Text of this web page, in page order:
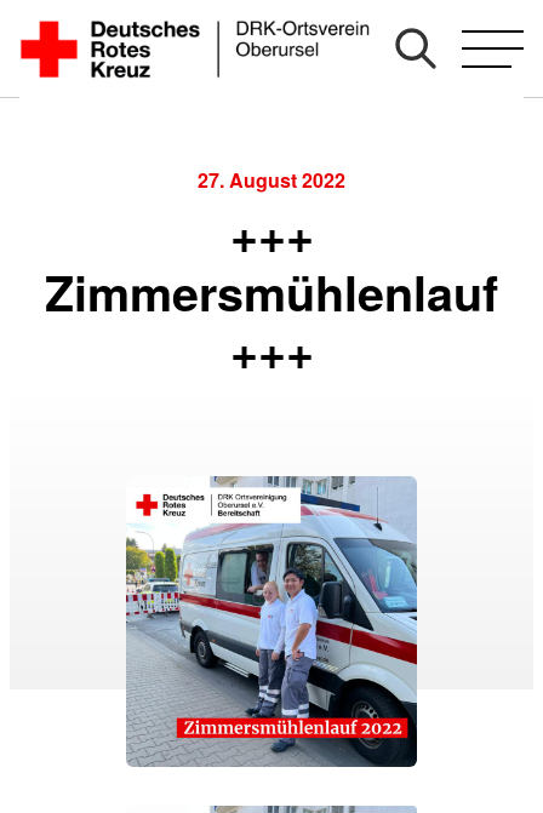
Zum
Inhalt
27. August 2022
+++
Zimmersmühlenlauf
+++